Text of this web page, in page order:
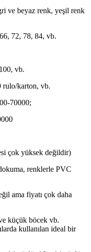
ve beyaz renk, yeşil renk
72, 78, 84, vb.
vb.
rulo/karton, vb.
70000;
çok yüksek değildir)
renklerle PVC
ama fiyatı çok daha
küçük böcek vb.
kullanılan ideal bir